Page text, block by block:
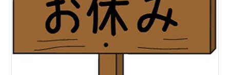
昭和の日（2007年から適用）
憲法記念日
みどりの日（1989年（平成元年）から適用。2007年
（平成19年）に期日変更）